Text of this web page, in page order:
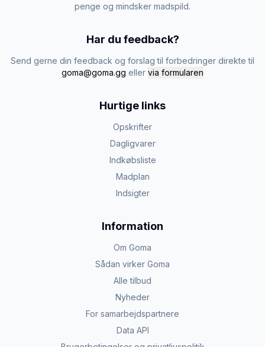
penge og mindsker madspild.
Har du feedback?
Send gerne din feedback og forslag til forbedringer direkte til
goma@goma.gg eller via formularen
Hurtige links
Opskrifter
Dagligvarer
Indkøbsliste
Madplan
Indsigter
Information
Om Goma
Sådan virker Goma
Alle tilbud
Nyheder
For samarbejdspartnere
Data API